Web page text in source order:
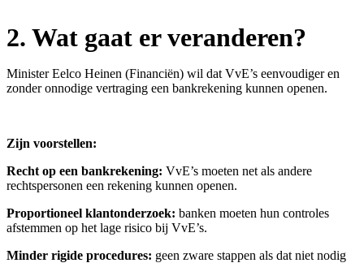
2. Wat gaat er veranderen?
Minister Eelco Heinen (Financiën) wil dat VvE’s eenvoudiger en
zonder onnodige vertraging een bankrekening kunnen openen.
Zijn voorstellen:
Recht op een bankrekening: VvE’s moeten net als andere
rechtspersonen een rekening kunnen openen.
Proportioneel klantonderzoek: banken moeten hun controles
afstemmen op het lage risico bij VvE’s.
Minder rigide procedures: geen zware stappen als dat niet nodig